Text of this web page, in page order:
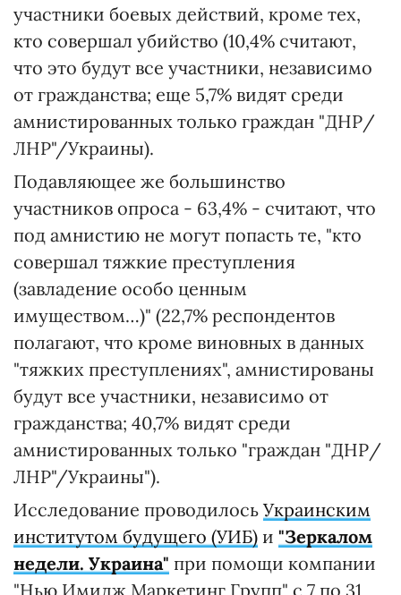
участники боевых действий, кроме тех,
кто совершал убийство (10,4% считают,
что это будут все участники, независимо
от гражданства; еще 5,7% видят среди
амнистированных только граждан "ДНР/
ЛНР"/Украины).
Подавляющее же большинство
участников опроса - 63,4% - считают, что
под амнистию не могут попасть те, "кто
совершал тяжкие преступления
(завладение особо ценным
имуществом…)" (22,7% респондентов
полагают, что кроме виновных в данных
"тяжких преступлениях", амнистированы
будут все участники, независимо от
гражданства; 40,7% видят среди
амнистированных только "граждан "ДНР/
ЛНР"/Украины").
Исследование проводилось Украинским
институтом будущего (УИБ) и "Зеркалом
недели. Украина" при помощи компании
"Нью Имидж Маркетинг Групп" с 7 по 31